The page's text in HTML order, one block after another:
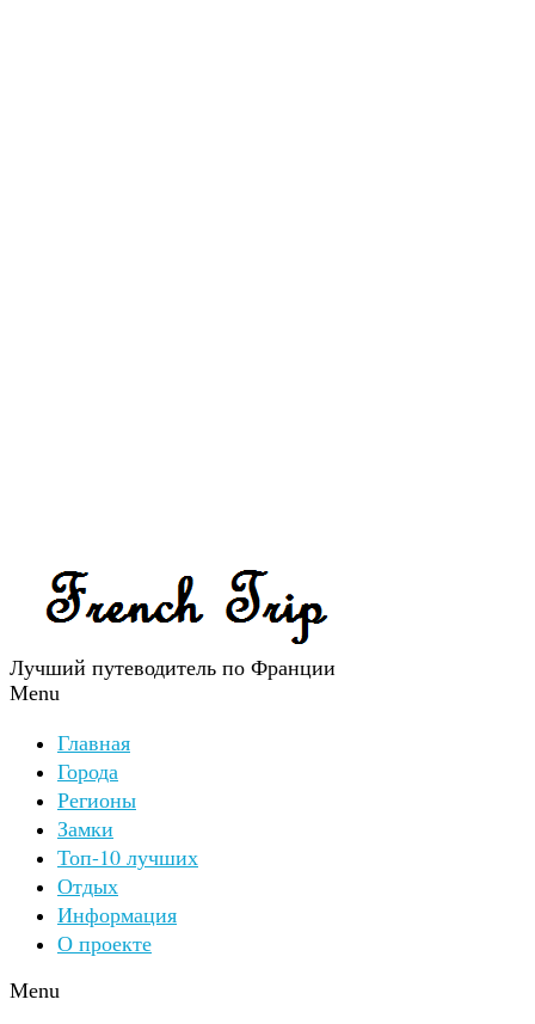
Лучший путеводитель по Франции
Menu
Главная
Города
Регионы
Замки
Топ-10 лучших
Отдых
Информация
О проекте
Menu